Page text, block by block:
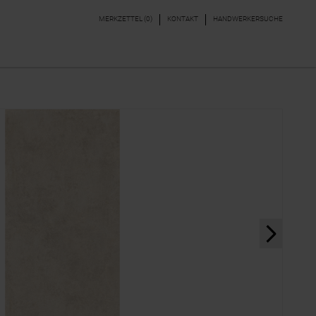
MERKZETTEL (0) KONTAKT HANDWERKERSUCHE
next